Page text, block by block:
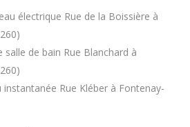
électrique Rue de la Boissière à
de bain Rue Blanchard à
Rue Kléber à Fontenay-